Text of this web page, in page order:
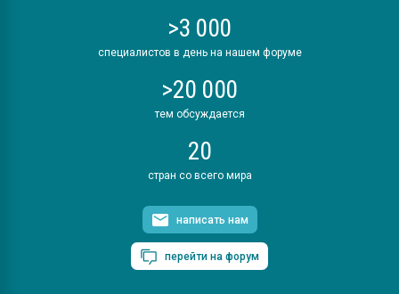
>3 000
специалистов в день на нашем форуме
>20 000
тем обсуждается
20
стран со всего мира
написать нам
перейти на форум